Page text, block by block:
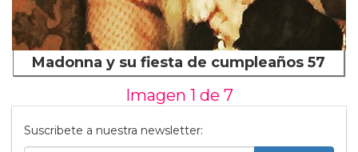
Madonna y su fiesta de cumpleaños 57
Imagen 1 de 7
Suscribete a nuestra newsletter: